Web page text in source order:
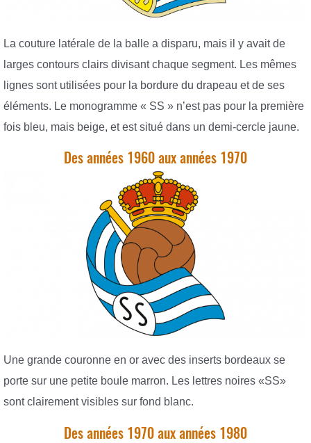
La couture latérale de la balle a disparu, mais il y avait de
larges contours clairs divisant chaque segment. Les mêmes
lignes sont utilisées pour la bordure du drapeau et de ses
éléments. Le monogramme « SS » n’est pas pour la première
fois bleu, mais beige, et est situé dans un demi-cercle jaune.
Des années 1960 aux années 1970
Une grande couronne en or avec des inserts bordeaux se
porte sur une petite boule marron. Les lettres noires «SS»
sont clairement visibles sur fond blanc.
Des années 1970 aux années 1980